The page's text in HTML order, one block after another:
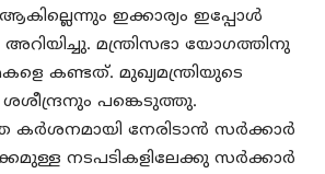
ഇക്കാര്യം ഇപ്പോള്‍
അറിയിച്ചു. മന്ത്രിസഭാ യോഗത്തിനു
കണ്ടത്. മുഖ്യമന്ത്രിയുടെ
പങ്കെടുത്തു.
നേരിടാന്‍ സര്‍ക്കാര്‍
നടപടികളിലേക്കു സര്‍ക്കാര്‍